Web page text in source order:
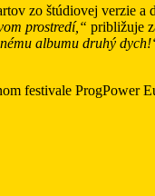
zo štúdiovej verzie
prostredí,“ približuje
albumu druhý
festivale